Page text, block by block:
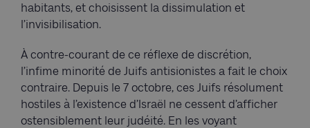
habitants, et choisissent la dissimulation et
l’invisibilisation.
À contre-courant de ce réflexe de discrétion,
l’infime minorité de Juifs antisionistes a fait le choix
contraire. Depuis le 7 octobre, ces Juifs résolument
hostiles à l’existence d’Israël ne cessent d’afficher
ostensiblement leur judéité. En les voyant